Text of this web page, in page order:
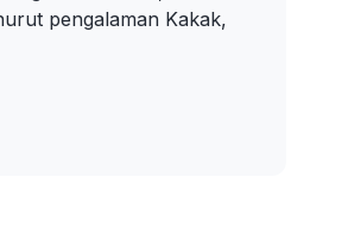
pengalaman Kakak,